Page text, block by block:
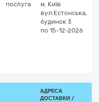
послуга
м. Київ
вул.Естонська,
будинок 3
по 15-12-2026
АДРЕСА
ДОСТАВКИ /